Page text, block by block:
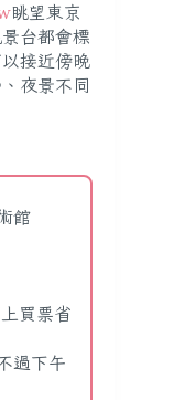
眺望東京
台都會標
接近傍晚
夜景不同
館
買票省
過下午